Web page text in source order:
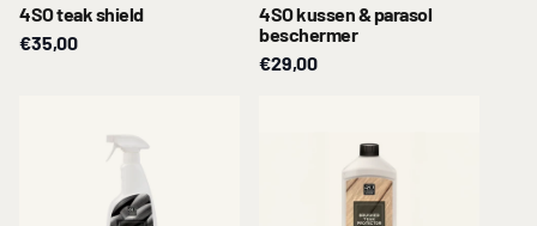
4SO teak shield
€35,00
4SO kussen & parasol
beschermer
€29,00